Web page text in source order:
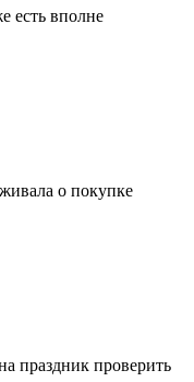
есть вполне
о покупке
праздник проверить